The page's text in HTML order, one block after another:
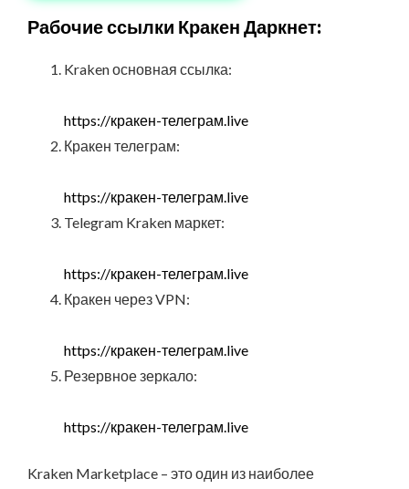
Рабочие ссылки Кракен Даркнет:
Kraken основная ссылка:
https://кракен-телеграм.live
Кракен телеграм:
https://кракен-телеграм.live
Telegram Kraken маркет:
https://кракен-телеграм.live
Кракен через VPN:
https://кракен-телеграм.live
Резервное зеркало:
https://кракен-телеграм.live
Kraken Marketplace – это один из наиболее